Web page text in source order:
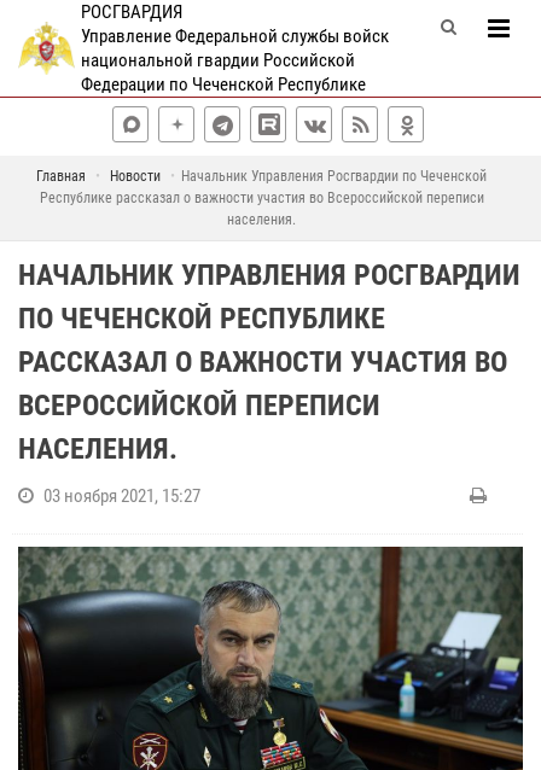
РОСГВАРДИЯ
Управление Федеральной службы войск
национальной гвардии Российской
Федерации по Чеченской Республике
Главная Новости
Начальник Управления Росгвардии по Чеченской
Республике рассказал о важности участия во Всероссийской переписи
населения.
НАЧАЛЬНИК УПРАВЛЕНИЯ РОСГВАРДИИ
ПО ЧЕЧЕНСКОЙ РЕСПУБЛИКЕ
РАССКАЗАЛ О ВАЖНОСТИ УЧАСТИЯ ВО
ВСЕРОССИЙСКОЙ ПЕРЕПИСИ
НАСЕЛЕНИЯ.
03 ноября 2021, 15:27